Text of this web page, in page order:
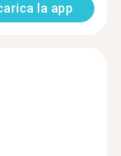
la app